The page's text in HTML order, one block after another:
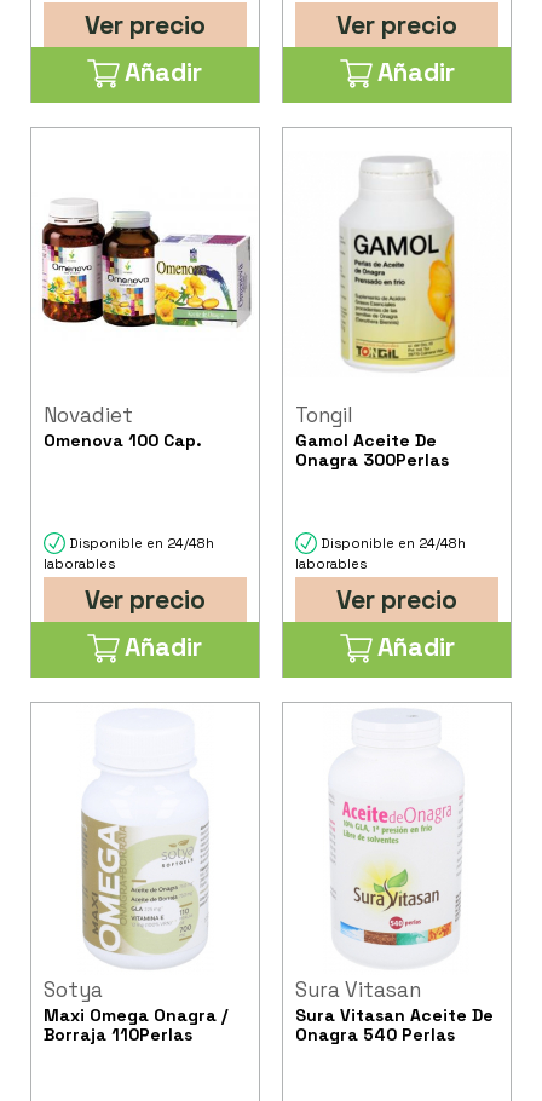
Ver precio
Añadir
Ver precio
Añadir
Novadiet
Omenova 100 Cap.
Disponible en 24/48h
laborables
Ver precio
Añadir
Tongil
Gamol Aceite De
Onagra 300Perlas
Disponible en 24/48h
laborables
Ver precio
Añadir
Sotya
Maxi Omega Onagra /
Borraja 110Perlas
Sura Vitasan
Sura Vitasan Aceite De
Onagra 540 Perlas